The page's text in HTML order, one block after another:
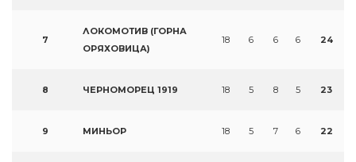
7
ЛОКОМОТИВ (ГОРНА
ОРЯХОВИЦА)
18 6 6 6 24
8 ЧЕРНОМОРЕЦ 1919 18 5 8 5 23
9 МИНЬОР 18 5 7 6 22